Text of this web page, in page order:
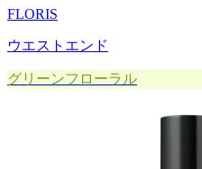
FLORIS
ウエストエンド
グリーンフローラル